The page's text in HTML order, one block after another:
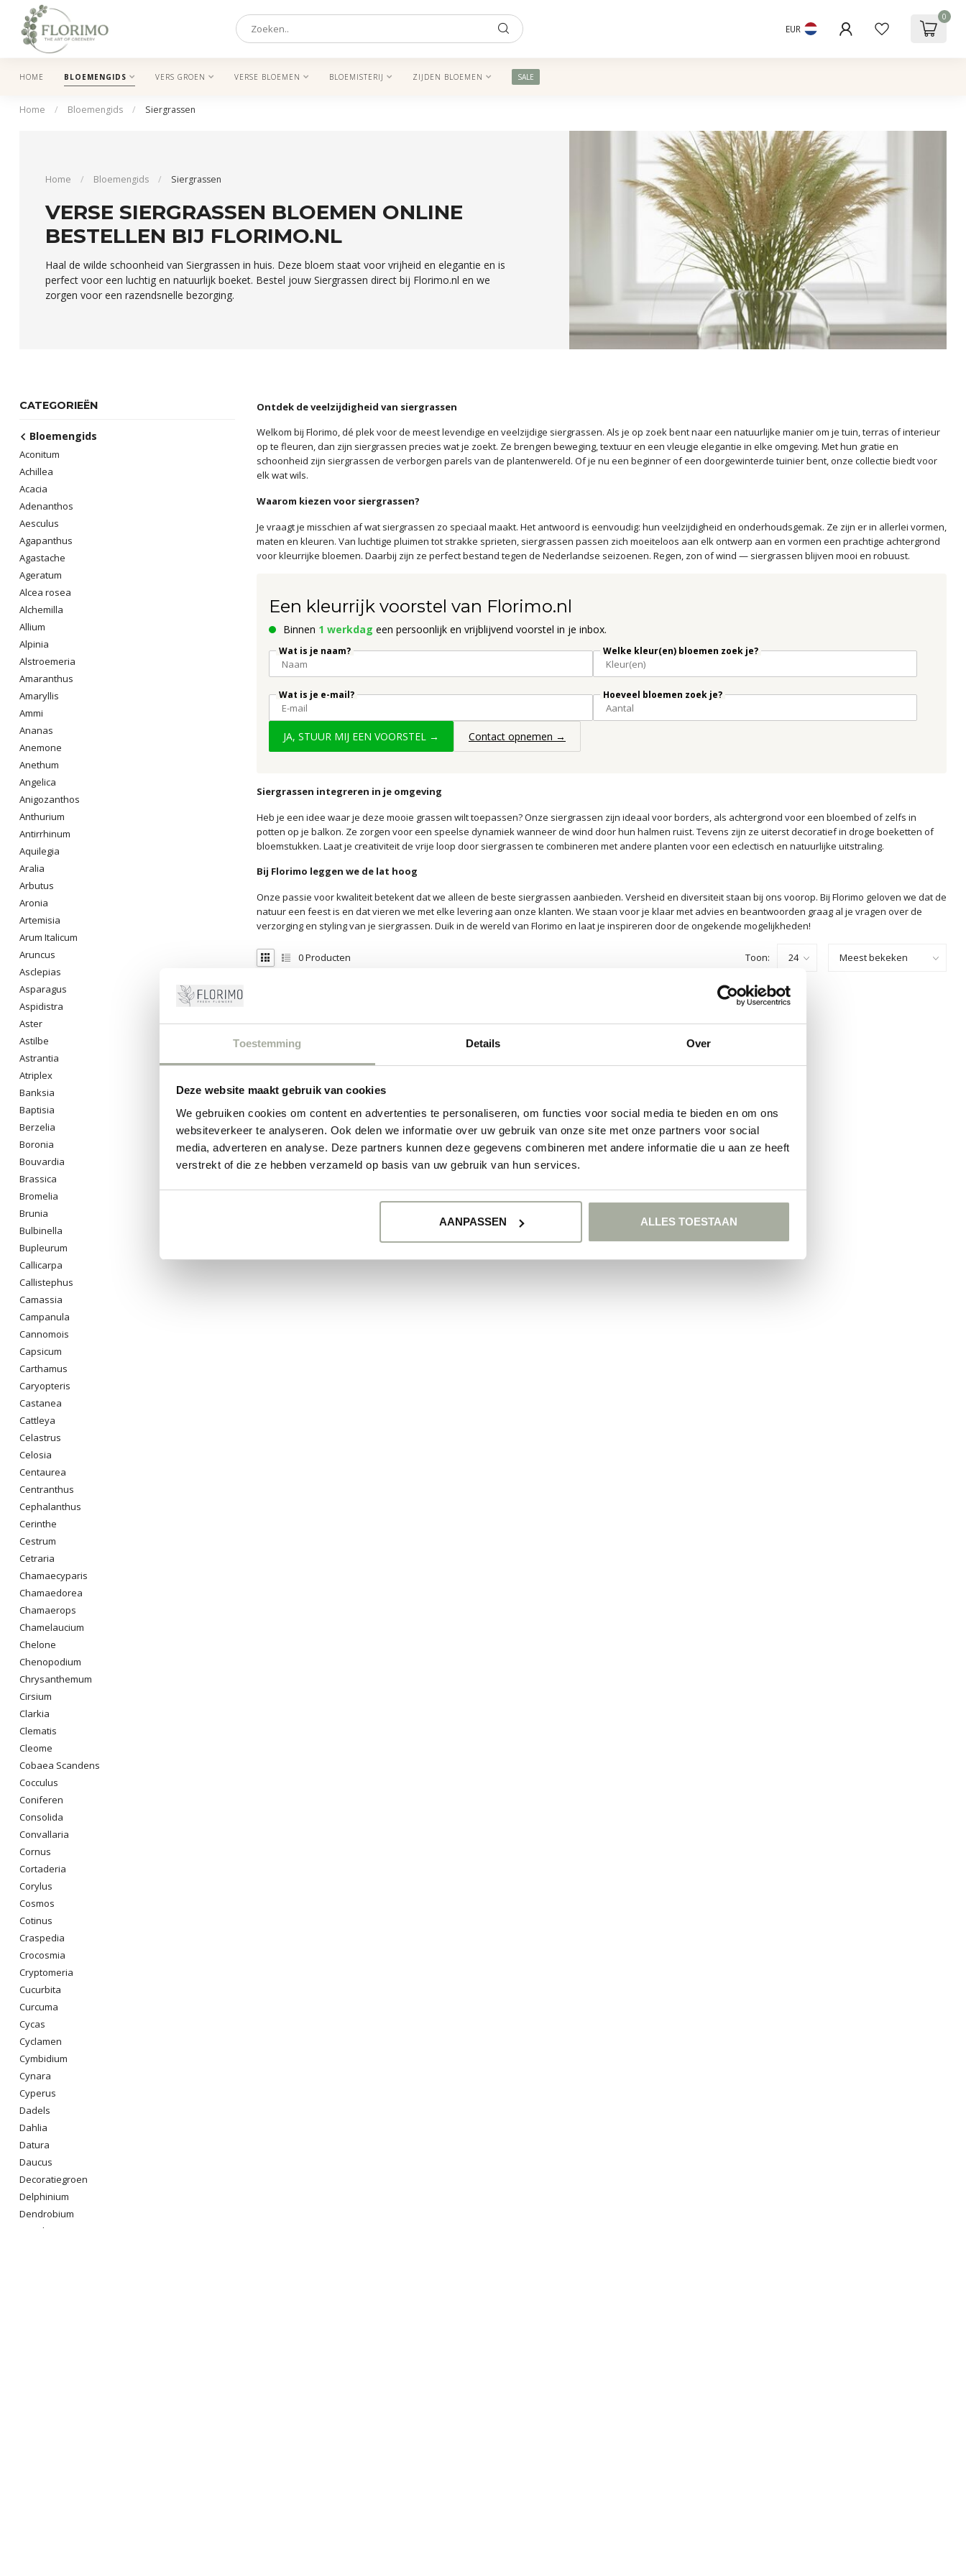
Toestemming Details Over
Deze website maakt gebruik van cookies
We gebruiken cookies om content en advertenties te personaliseren, om functies voor social media te bieden en om ons
websiteverkeer te analyseren. Ook delen we informatie over uw gebruik van onze site met onze partners voor social
media, adverteren en analyse. Deze partners kunnen deze gegevens combineren met andere informatie die u aan ze heeft
verstrekt of die ze hebben verzameld op basis van uw gebruik van hun services.
AANPASSEN ALLES TOESTAAN
EUR
0
HOME BLOEMENGIDS VERS GROEN VERSE BLOEMEN BLOEMISTERIJ ZIJDEN BLOEMEN SALE
Home / Bloemengids / Siergrassen
Home / Bloemengids / Siergrassen
VERSE SIERGRASSEN BLOEMEN ONLINE
BESTELLEN BIJ FLORIMO.NL
Haal de wilde schoonheid van Siergrassen in huis. Deze bloem staat voor vrijheid en elegantie en is
perfect voor een luchtig en natuurlijk boeket. Bestel jouw Siergrassen direct bij Florimo.nl en we
zorgen voor een razendsnelle bezorging.
CATEGORIEËN
Bloemengids
Aconitum
Achillea
Acacia
Adenanthos
Aesculus
Agapanthus
Agastache
Ageratum
Alcea rosea
Alchemilla
Allium
Alpinia
Alstroemeria
Amaranthus
Amaryllis
Ammi
Ananas
Anemone
Anethum
Angelica
Anigozanthos
Anthurium
Antirrhinum
Aquilegia
Aralia
Arbutus
Aronia
Artemisia
Arum Italicum
Aruncus
Asclepias
Asparagus
Aspidistra
Aster
Astilbe
Astrantia
Atriplex
Banksia
Baptisia
Berzelia
Boronia
Bouvardia
Brassica
Bromelia
Brunia
Bulbinella
Bupleurum
Callicarpa
Callistephus
Camassia
Campanula
Cannomois
Capsicum
Carthamus
Caryopteris
Castanea
Cattleya
Celastrus
Celosia
Centaurea
Centranthus
Cephalanthus
Cerinthe
Cestrum
Cetraria
Chamaecyparis
Chamaedorea
Chamaerops
Chamelaucium
Chelone
Chenopodium
Chrysanthemum
Cirsium
Clarkia
Clematis
Cleome
Cobaea Scandens
Cocculus
Coniferen
Consolida
Convallaria
Cornus
Cortaderia
Corylus
Cosmos
Cotinus
Craspedia
Crocosmia
Cryptomeria
Cucurbita
Curcuma
Cycas
Cyclamen
Cymbidium
Cynara
Cyperus
Dadels
Dahlia
Datura
Daucus
Decoratiegroen
Delphinium
Dendrobium
Dianthus
Ontdek de veelzijdigheid van siergrassen
Welkom bij Florimo, dé plek voor de meest levendige en veelzijdige siergrassen. Als je op zoek bent naar een natuurlijke manier om je tuin, terras of interieur
op te fleuren, dan zijn siergrassen precies wat je zoekt. Ze brengen beweging, textuur en een vleugje elegantie in elke omgeving. Met hun gratie en
schoonheid zijn siergrassen de verborgen parels van de plantenwereld. Of je nu een beginner of een doorgewinterde tuinier bent, onze collectie biedt voor
elk wat wils.
Waarom kiezen voor siergrassen?
Je vraagt je misschien af wat siergrassen zo speciaal maakt. Het antwoord is eenvoudig: hun veelzijdigheid en onderhoudsgemak. Ze zijn er in allerlei vormen,
maten en kleuren. Van luchtige pluimen tot strakke sprieten, siergrassen passen zich moeiteloos aan elk ontwerp aan en vormen een prachtige achtergrond
voor kleurrijke bloemen. Daarbij zijn ze perfect bestand tegen de Nederlandse seizoenen. Regen, zon of wind — siergrassen blijven mooi en robuust.
Een kleurrijk voorstel van Florimo.nl
Binnen 1 werkdag een persoonlijk en vrijblijvend voorstel in je inbox.
Wat is je naam?
Wat is je e-mail?
Welke kleur(en) bloemen zoek je?
Hoeveel bloemen zoek je?
JA, STUUR MIJ EEN VOORSTEL → Contact opnemen →
Siergrassen integreren in je omgeving
Heb je een idee waar je deze mooie grassen wilt toepassen? Onze siergrassen zijn ideaal voor borders, als achtergrond voor een bloembed of zelfs in
potten op je balkon. Ze zorgen voor een speelse dynamiek wanneer de wind door hun halmen ruist. Tevens zijn ze uiterst decoratief in droge boeketten of
bloemstukken. Laat je creativiteit de vrije loop door siergrassen te combineren met andere planten voor een eclectisch en natuurlijke uitstraling.
Bij Florimo leggen we de lat hoog
Onze passie voor kwaliteit betekent dat we alleen de beste siergrassen aanbieden. Versheid en diversiteit staan bij ons voorop. Bij Florimo geloven we dat de
natuur een feest is en dat vieren we met elke levering aan onze klanten. We staan voor je klaar met advies en beantwoorden graag al je vragen over de
verzorging en styling van je siergrassen. Duik in de wereld van Florimo en laat je inspireren door de ongekende mogelijkheden!
0Producten Toon: